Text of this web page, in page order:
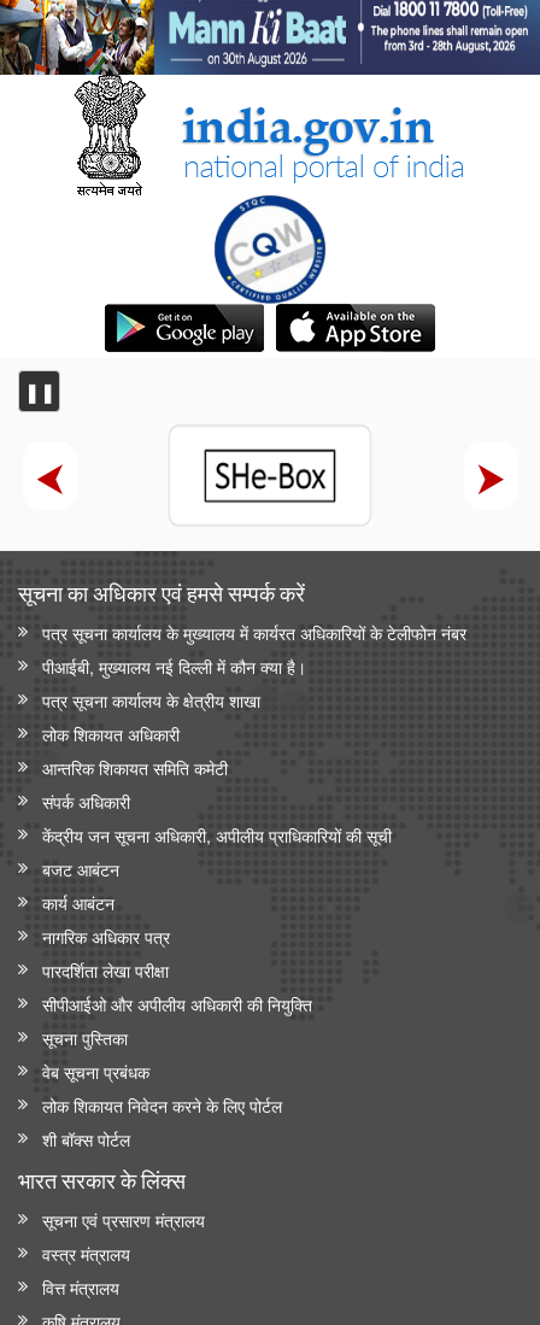
❚❚
सूचना का अधिकार एवं हमसे सम्‍पर्क करें
पत्र सूचना कार्यालय के मुख्यालय में कार्यरत अधिकारियों के टेलीफोन नंबर
पीआईबी, मुख्यालय नई दिल्ली में कौन क्या है।
पत्र सूचना कार्यालय के क्षेत्रीय शाखा
लोक शिकायत अधिकारी
आन्‍तरिक शिकायत समिति कमेटी
संपर्क अधिकारी
केंद्रीय जन सूचना अधिकारी, अपीलीय प्राधिकारियों की सूची
बजट आबंटन
कार्य आबंटन
नागरिक अधिकार पत्र
पारदर्शिता लेखा परीक्षा
सीपीआईओ और अपी‍लीय अधिकारी की नियुक्ति
सूचना पुस्तिका
वेब सूचना प्रबंधक
लोक शिकायत निवेदन करने के लिए पोर्टल
शी बॉक्स पोर्टल
भारत सरकार के लिंक्‍स
सूचना एवं प्रसारण मंत्रालय
वस्त्र मंत्रालय
वित्त मंत्रालय